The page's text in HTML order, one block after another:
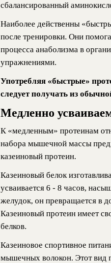
сбалансированный
Наиболее действенны
после тренировки. Они
процесса анаболизма в
упражнениями.
Употребляя «быстрые»
следует получать из
Медленно
К «медленным» протеинам
набора мышечной массы
казеиновый протеин.
Казеиновый белок
усваивается 6 - 8 часов,
желудок, он превращается в
Казеиновый протеин имеет
белков.
Казеиновое спортивное
мышечных волокон. Этот вид